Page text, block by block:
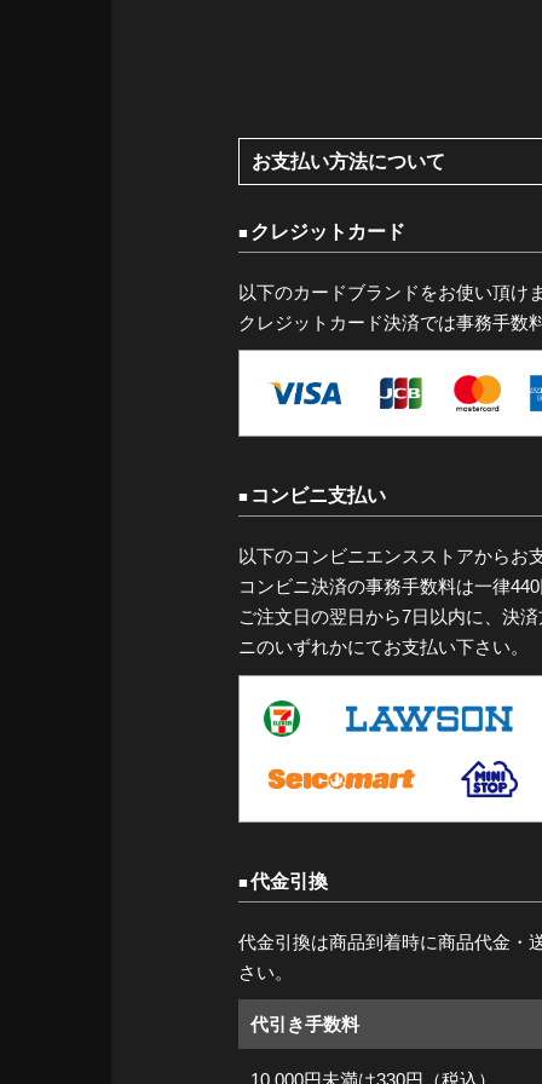
お支払い方法について
クレジットカード
以下のカードブランドをお使い頂け
クレジットカード決済では事務手数
コンビニ支払い
以下のコンビニエンスストアからお
コンビニ決済の事務手数料は一律
ご注文日の翌日から7日以内に、決
ニのいずれかにてお支払い下さい。
代金引換
代金引換は商品到着時に商品代金・
さい。
代引き手数料